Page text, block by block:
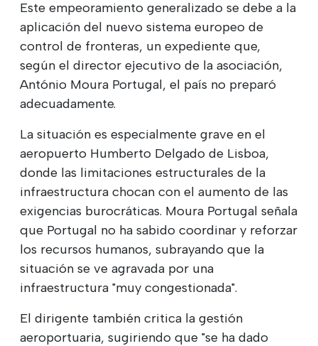
Este empeoramiento generalizado se debe a la
aplicación del nuevo sistema europeo de
control de fronteras, un expediente que,
según el director ejecutivo de la asociación,
António Moura Portugal, el país no preparó
adecuadamente.
La situación es especialmente grave en el
aeropuerto Humberto Delgado de Lisboa,
donde las limitaciones estructurales de la
infraestructura chocan con el aumento de las
exigencias burocráticas. Moura Portugal señala
que Portugal no ha sabido coordinar y reforzar
los recursos humanos, subrayando que la
situación se ve agravada por una
infraestructura "muy congestionada".
El dirigente también critica la gestión
aeroportuaria, sugiriendo que "se ha dado